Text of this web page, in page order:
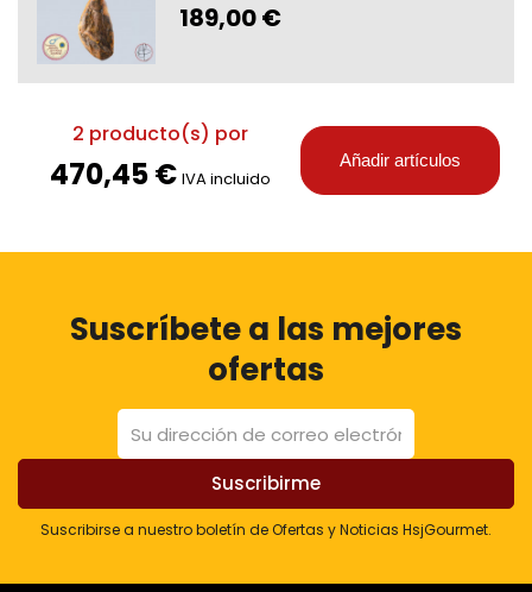
189,00 €
2 producto(s) por
470,45 € IVA incluido
Añadir artículos
Suscríbete a las mejores
ofertas
Suscribirse a nuestro boletín de Ofertas y Noticias HsjGourmet.